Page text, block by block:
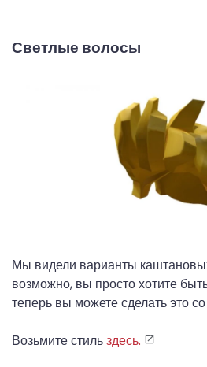
Светлые волосы
Мы видели варианты
возможно, вы просто хотите
теперь вы можете сделать это
Возьмите стильздесь.